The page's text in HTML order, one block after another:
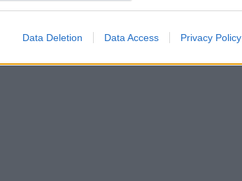
Data Deletion Data Access Privacy Policy